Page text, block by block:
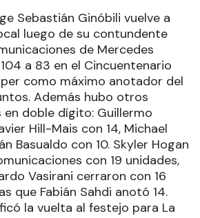
Sebastián Ginóbili vuelve a
luego de su contundente
de Mercedes
a 83 en el Cincuentenario
como máximo anotador del
Además hubo otros
doble dígito: Guillermo
Hill-Mais con 14, Michael
Basualdo con 10. Skyler Hogan
con 19 unidades,
Vasirani cerraron con 16
que Fabián Sahdi anotó 14.
la vuelta al festejo para La